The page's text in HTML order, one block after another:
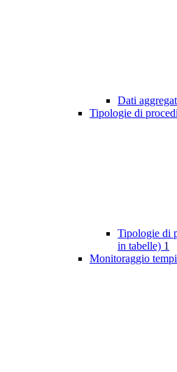
Dati
Tipologie di
Tipologie di
in tabelle) 1
Monitoraggio